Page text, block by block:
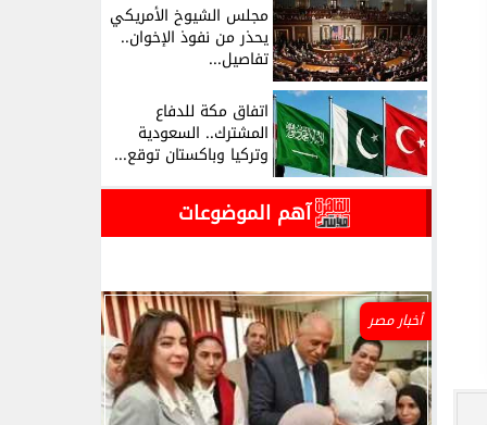
مجلس الشيوخ الأمريكي
يحذر من نفوذ الإخوان..
تفاصيل...
اتفاق مكة للدفاع
المشترك.. السعودية
وتركيا وباكستان توقع...
آهم الموضوعات
أخبار مصر